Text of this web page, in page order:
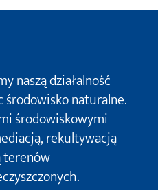
naszą działalność
środowisko naturalne.
środowiskowymi
rekultywacją
terenów